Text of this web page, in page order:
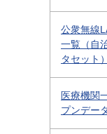
公衆無線
一覧（自
タセット）
医療機関
プンデー